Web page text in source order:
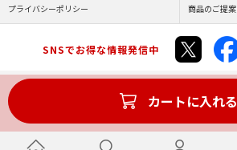
カートに入れる
プライバシーポリシー 商品のご提
SNSでお得な情報発信中
Copyright (C) JAPAN POST Co.,Ltd. All Rights